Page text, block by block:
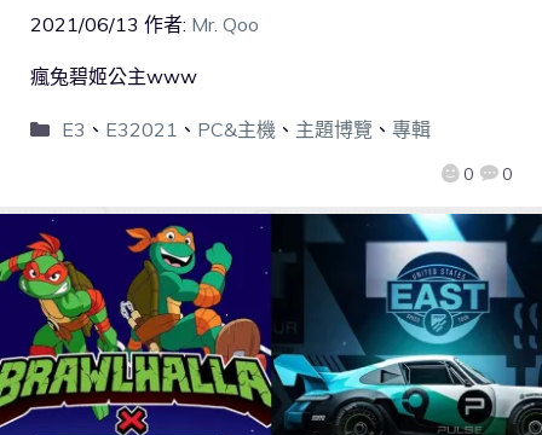
2021/06/13 作者: Mr. Qoo
0 0
瘋兔碧姬公主www
E3 、 E32021 、 PC&主機、 主題博覽 、 專輯